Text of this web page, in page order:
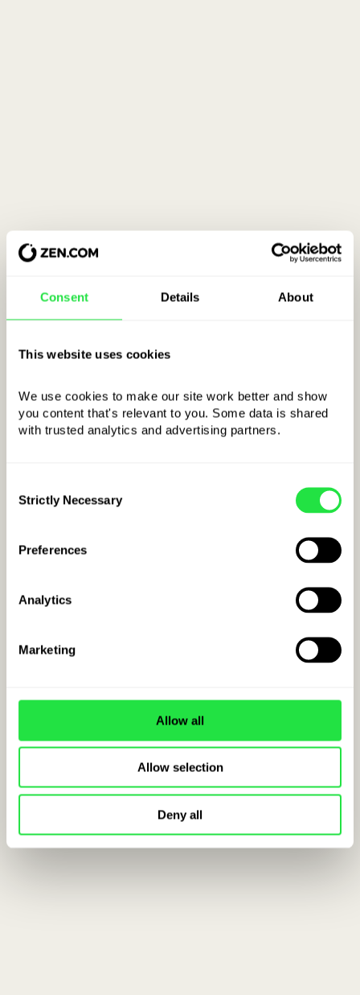
Consent Details About
This website uses cookies
We use cookies to make our site work better and show
you content that's relevant to you. Some data is shared
with trusted analytics and advertising partners.
Selection
Strictly Necessary
Preferences
Analytics
Marketing
Allow all
Allow selection
Deny all
для Мальти:
MTkkBBBBSSSSCCCCCCCCCCCCCCCCCCCCCCCCCCC